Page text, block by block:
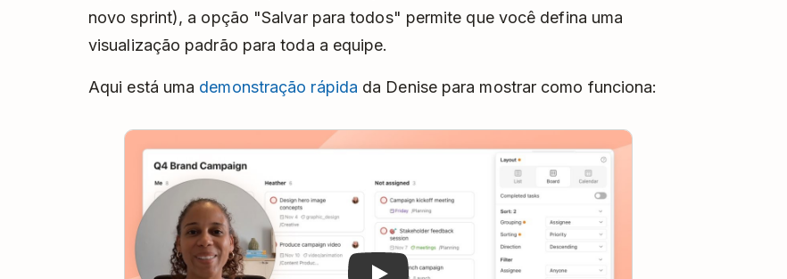
novo sprint), a opção "Salvar para todos" permite que você defina uma
visualização padrão para toda a equipe.
Aqui está uma demonstração rápida da Denise para mostrar como funciona: